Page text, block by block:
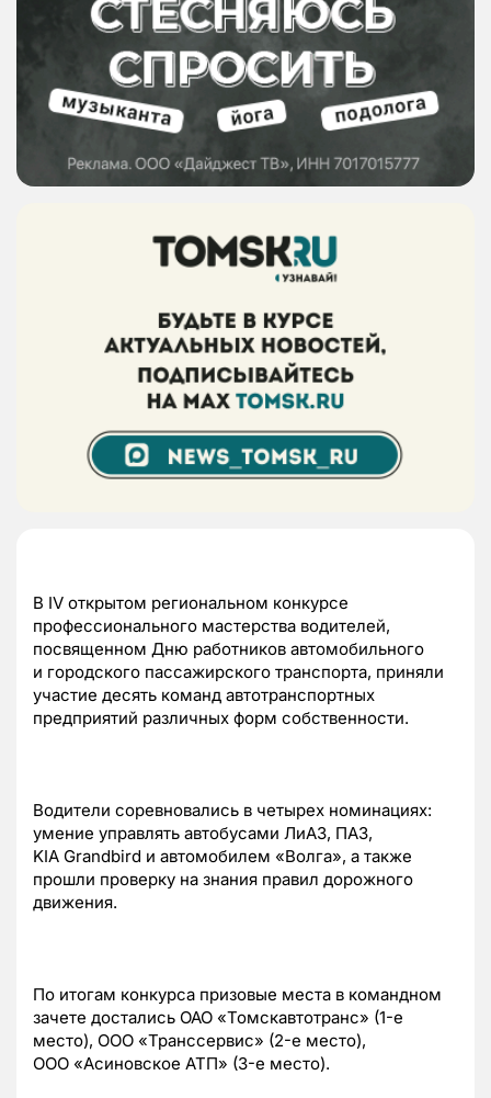
В IV открытом региональном конкурсе
профессионального мастерства водителей,
посвященном Дню работников автомобильного
и городского пассажирского транспорта, приняли
участие десять команд автотранспортных
предприятий различных форм собственности.
Водители соревновались в четырех номинациях:
умение управлять автобусами ЛиАЗ, ПАЗ,
KIA Grandbird и автомобилем «Волга», а также
прошли проверку на знания правил дорожного
движения.
По итогам конкурса призовые места в командном
зачете достались ОАО «Томскавтотранс» (1-е
место), ООО «Транссервис» (2-е место),
ООО «Асиновское АТП» (3-е место).